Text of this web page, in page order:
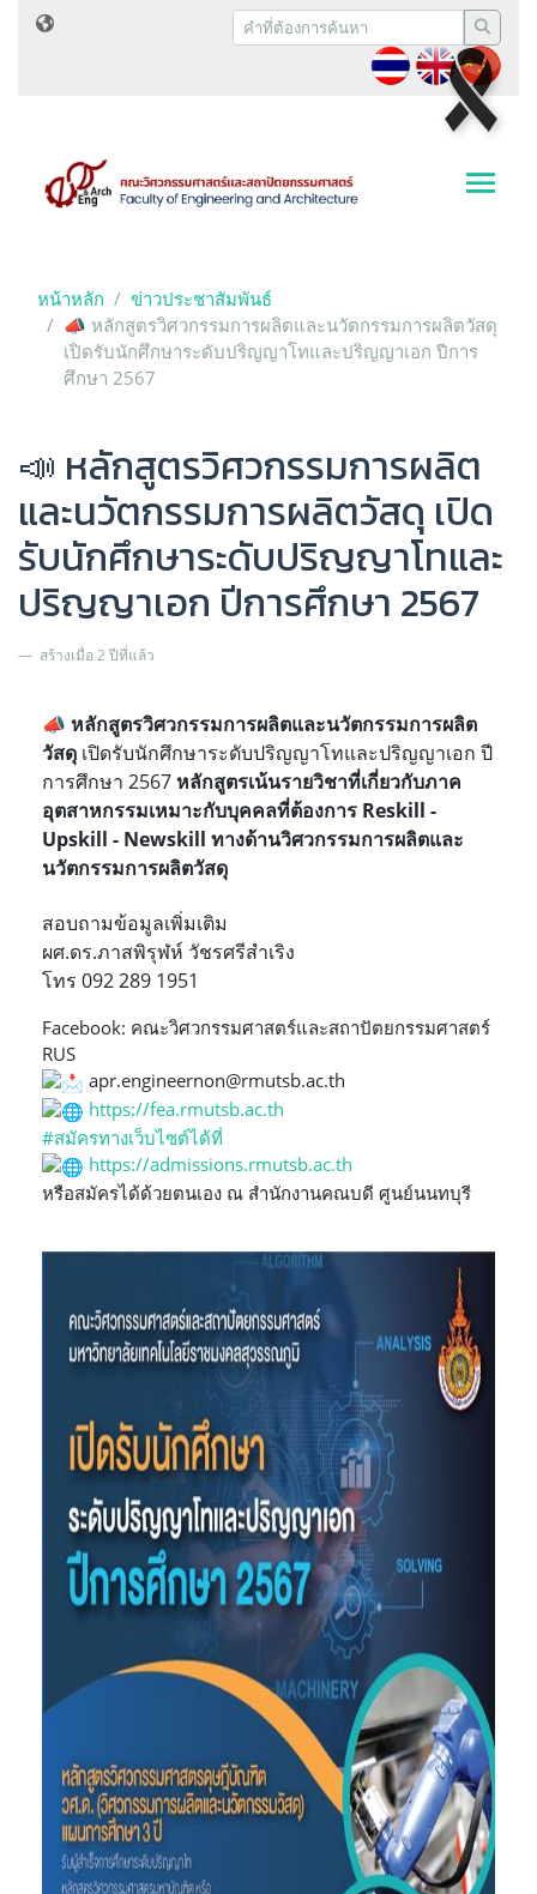
หน้าหลัก
ข่าวประชาสัมพันธ์
📣 หลักสูตรวิศวกรรมการผลิตและนวัตกรรมการผลิตวัสดุ
เปิดรับนักศึกษาระดับปริญญาโทและปริญญาเอก ปีการ
ศึกษา 2567
📣 หลักสูตรวิศวกรรมการผลิต
และนวัตกรรมการผลิตวัสดุ เปิด
รับนักศึกษาระดับปริญญาโทและ
ปริญญาเอก ปีการศึกษา 2567
สร้างเมื่อ 2 ปีที่แล้ว
📣 หลักสูตรวิศวกรรมการผลิตและนวัตกรรมการผลิต
วัสดุ เปิดรับนักศึกษาระดับปริญญาโทและปริญญาเอก ปี
การศึกษา 2567 หลักสูตรเน้นรายวิชาที่เกี่ยวกับภาค
อุตสาหกรรมเหมาะกับบุคคลที่ต้องการ Reskill -
Upskill - Newskill ทางด้านวิศวกรรมการผลิตและ
นวัตกรรมการผลิตวัสดุ
สอบถามข้อมูลเพิ่มเติม
ผศ.ดร.ภาสพิรุฬห์ วัชรศรีสำเริง
โทร 092 289 1951
Facebook: คณะวิศวกรรมศาสตร์และสถาปัตยกรรมศาสตร์
RUS
apr.engineernon@rmutsb.ac.th
https://fea.rmutsb.ac.th
#สมัครทางเว็บไซต์ได้ที่
https://admissions.rmutsb.ac.th
หรือสมัครได้ด้วยตนเอง ณ สำนักงานคณบดี ศูนย์นนทบุรี